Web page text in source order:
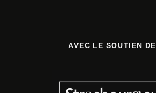
AVEC LE SOUTIEN DE